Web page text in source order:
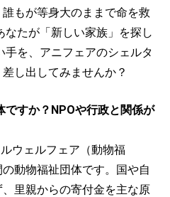
もが等身大のままで命を救
なたが「新しい家族」を探し
を、アニフェアのシェルタ
し出してみませんか？
ですか？NPOや行政と関係が
ウェルフェア（動物福
動物福祉団体です。国や自
里親からの寄付金を主な原